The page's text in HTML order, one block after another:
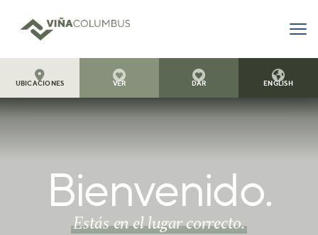

UBICACIONES

VER

DAR

ENGLISH
Bienvenido.
Estás en el lugar correcto.